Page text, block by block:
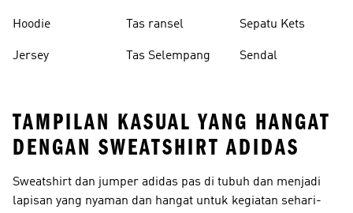
Hoodie
Jersey
Tas ransel
Tas Selempang
Sepatu Kets
Sendal
TAMPILAN KASUAL YANG HANGAT
DENGAN SWEATSHIRT ADIDAS
Sweatshirt dan jumper adidas pas di tubuh dan menjadi
lapisan yang nyaman dan hangat untuk kegiatan sehari-